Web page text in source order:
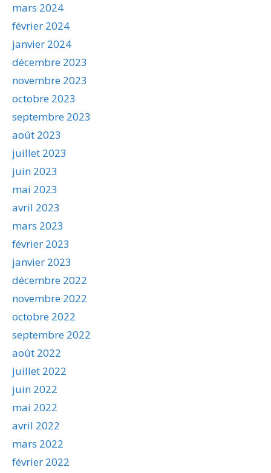
mars 2024
février 2024
janvier 2024
décembre 2023
novembre 2023
octobre 2023
septembre 2023
août 2023
juillet 2023
juin 2023
mai 2023
avril 2023
mars 2023
février 2023
janvier 2023
décembre 2022
novembre 2022
octobre 2022
septembre 2022
août 2022
juillet 2022
juin 2022
mai 2022
avril 2022
mars 2022
février 2022